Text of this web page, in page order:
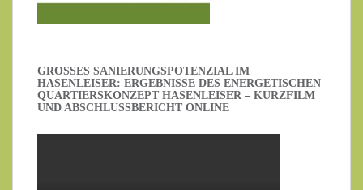
GROSSES SANIERUNGSPOTENZIAL IM H
ASENLEISER: ERGEBNISSE DES ENERGETISCHEN Q
UARTIERSKONZEPT HASENLEISER – KURZFILM U
ND ABSCHLUSSBERICHT ONLINE